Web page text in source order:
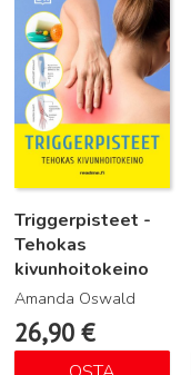
Triggerpisteet -
Tehokas
kivunhoitokeino
Amanda Oswald
26,90 €